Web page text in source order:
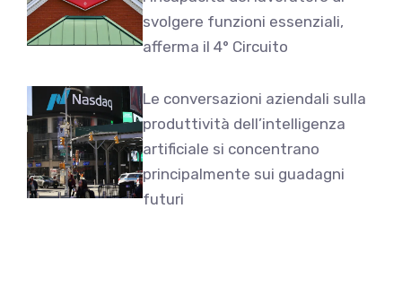
svolgere funzioni essenziali,
afferma il 4° Circuito
Le conversazioni aziendali sulla
produttività dell’intelligenza
artificiale si concentrano
principalmente sui guadagni
futuri